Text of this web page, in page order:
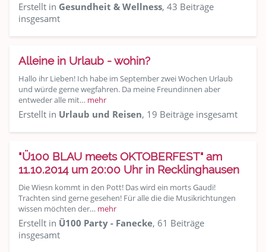
Erstellt in Gesundheit & Wellness, 43 Beiträge
insgesamt
Alleine in Urlaub - wohin?
Hallo ihr Lieben! Ich habe im September zwei Wochen Urlaub
und würde gerne wegfahren. Da meine Freundinnen aber
entweder alle mit… mehr
Erstellt in Urlaub und Reisen, 19 Beiträge insgesamt
"Ü100 BLAU meets OKTOBERFEST" am
11.10.2014 um 20:00 Uhr in Recklinghausen
Die Wiesn kommt in den Pott! Das wird ein morts Gaudi!
Trachten sind gerne gesehen! Für alle die die Musikrichtungen
wissen möchten der… mehr
Erstellt in Ü100 Party - Fanecke, 61 Beiträge
insgesamt